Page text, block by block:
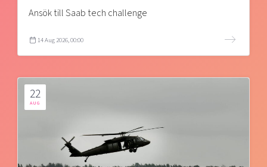
Ansök till Saab tech challenge
14 Aug 2026, 00:00
22
AUG